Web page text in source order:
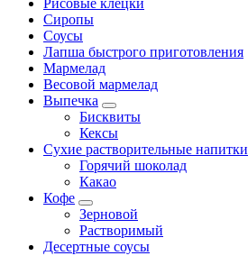
Рисовые клецки
Сиропы
Соусы
Лапша быстрого приготовления
Мармелад
Весовой мармелад
Выпечка
Бисквиты
Кексы
Сухие растворительные напитки
Горячий шоколад
Какао
Кофе
Зерновой
Растворимый
Десертные соусы